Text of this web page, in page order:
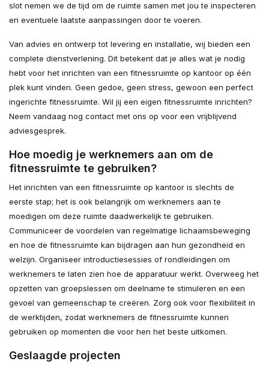
slot nemen we de tijd om de ruimte samen met jou te inspecteren
en eventuele laatste aanpassingen door te voeren.
Van advies en ontwerp tot levering en installatie, wij bieden een
complete dienstverlening. Dit betekent dat je alles wat je nodig
hebt voor het inrichten van een fitnessruimte op kantoor op één
plek kunt vinden. Geen gedoe, geen stress, gewoon een perfect
ingerichte fitnessruimte. Wil jij een eigen fitnessruimte inrichten?
Neem vandaag nog contact met ons op voor een vrijblijvend
adviesgesprek.
Hoe moedig je werknemers aan om de
fitnessruimte te gebruiken?
Het inrichten van een fitnessruimte op kantoor is slechts de
eerste stap; het is ook belangrijk om werknemers aan te
moedigen om deze ruimte daadwerkelijk te gebruiken.
Communiceer de voordelen van regelmatige lichaamsbeweging
en hoe de fitnessruimte kan bijdragen aan hun gezondheid en
welzijn. Organiseer introductiesessies of rondleidingen om
werknemers te laten zien hoe de apparatuur werkt. Overweeg het
opzetten van groepslessen om deelname te stimuleren en een
gevoel van gemeenschap te creëren. Zorg ook voor flexibiliteit in
de werktijden, zodat werknemers de fitnessruimte kunnen
gebruiken op momenten die voor hen het beste uitkomen.
Geslaagde projecten